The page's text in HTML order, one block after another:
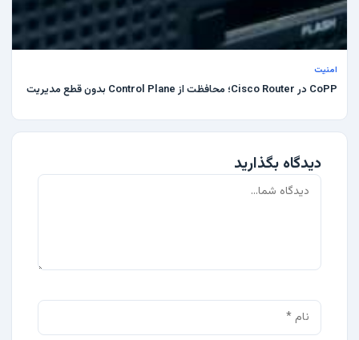
امنیت
CoPP در Cisco Router؛ محافظت از Control Plane بدون قطع مدیریت
دیدگاه بگذارید